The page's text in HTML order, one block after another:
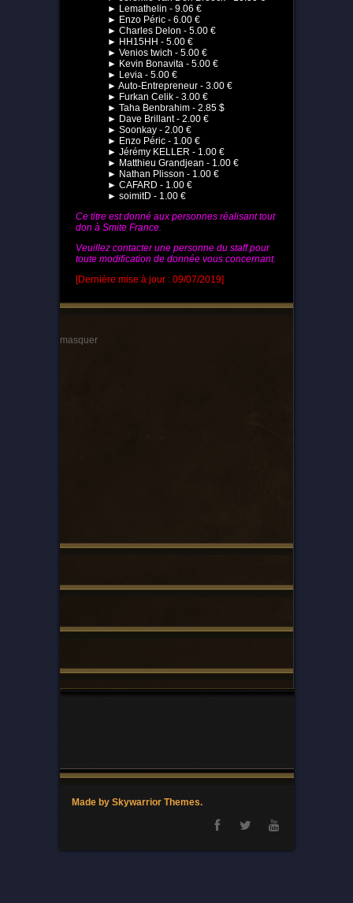
► Lemathelin - 9.06 €
► Enzo Péric - 6.00 €
► Charles Delon - 5.00 €
► HH15HH - 5.00 €
► Venios twich - 5.00 €
► Kevin Bonavita - 5.00 €
► Levia - 5.00 €
► Auto-Entrepreneur - 3.00 €
► Furkan Celik - 3.00 €
► Taha Benbrahim - 2.85 $
► Dave Brillant - 2.00 €
► Soonkay - 2.00 €
► Enzo Péric - 1.00 €
► Jérémy KELLER - 1.00 €
► Matthieu Grandjean - 1.00 €
► Nathan Plisson - 1.00 €
► CAFARD - 1.00 €
► soimitD - 1.00 €
Ce titre est donné aux personnes réalisant tout
don à Smite France.
Veuillez contacter une personne du staff pour
toute modification de donnée vous concernant.
[Dernière mise à jour : 09/07/2019]
masquer
Made by Skywarrior Themes.